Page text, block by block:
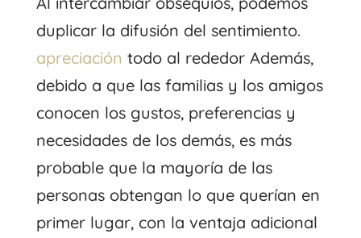
duplicar la difusión del sentimiento.
apreciación todo al rededor Además,
debido a que las familias y los amigos
conocen los gustos, preferencias y
necesidades de los demás, es más
probable que la mayoría de las
personas obtengan lo que querían en
primer lugar, con la ventaja adicional